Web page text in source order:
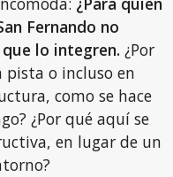
Fernando no
lo integren. ¿Por
pista o incluso en
como se hace
¿Por qué aquí se
en lugar de un